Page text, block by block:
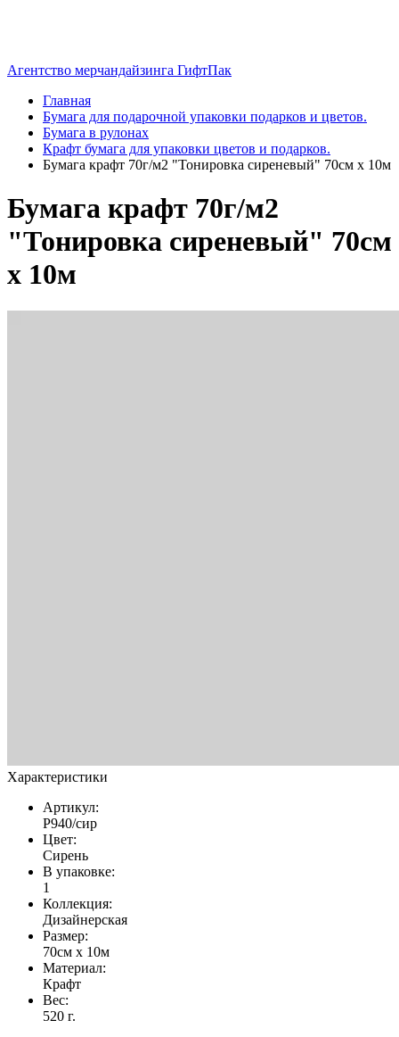
Агентство мерчандайзинга ГифтПак
Главная
Бумага для подарочной упаковки подарков и цветов.
Бумага в рулонах
Крафт бумага для упаковки цветов и подарков.
Бумага крафт 70г/м2 "Тонировка сиреневый" 70см х 10м
Бумага крафт 70г/м2
"Тонировка сиреневый" 70см
х 10м
Характеристики
Артикул:
Р940/сир
Цвет:
Сирень
В упаковке:
1
Коллекция:
Дизайнерская
Размер:
70см х 10м
Материал:
Крафт
Вес:
520 г.